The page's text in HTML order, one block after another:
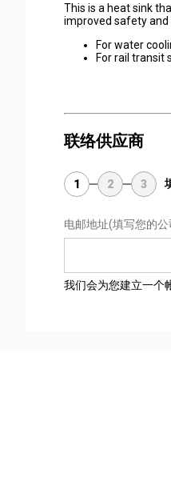
This is a heat sink
improved safety and
For water
For rail transit
联络供应商
1 2 3
电邮地址(填写您的
我们会为您建立一个